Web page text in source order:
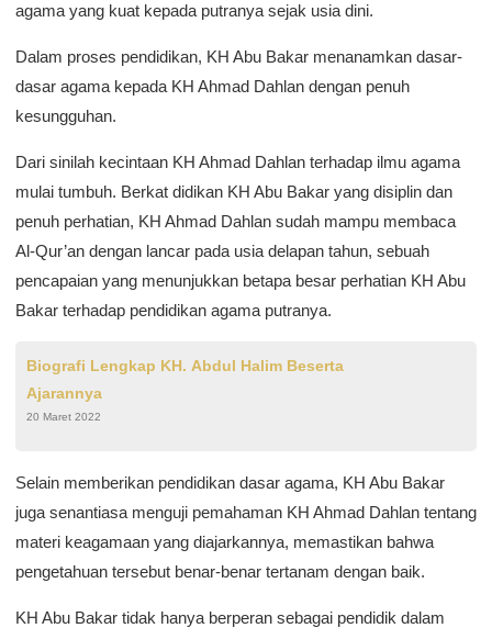
agama yang kuat kepada putranya sejak usia dini.
Dalam proses pendidikan, KH Abu Bakar menanamkan dasar-
dasar agama kepada KH Ahmad Dahlan dengan penuh
kesungguhan.
Dari sinilah kecintaan KH Ahmad Dahlan terhadap ilmu agama
mulai tumbuh. Berkat didikan KH Abu Bakar yang disiplin dan
penuh perhatian, KH Ahmad Dahlan sudah mampu membaca
Al-Qur’an dengan lancar pada usia delapan tahun, sebuah
pencapaian yang menunjukkan betapa besar perhatian KH Abu
Bakar terhadap pendidikan agama putranya.
Biografi Lengkap KH. Abdul Halim Beserta
Ajarannya
20 Maret 2022
Selain memberikan pendidikan dasar agama, KH Abu Bakar
juga senantiasa menguji pemahaman KH Ahmad Dahlan tentang
materi keagamaan yang diajarkannya, memastikan bahwa
pengetahuan tersebut benar-benar tertanam dengan baik.
KH Abu Bakar tidak hanya berperan sebagai pendidik dalam